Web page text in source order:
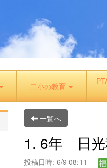
二小の教育
一覧へ
1. 6年 日
投稿日時: 6/9 08:11